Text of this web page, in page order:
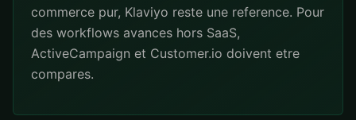
commerce pur, Klaviyo reste une reference. Pour
des workflows avances hors SaaS,
ActiveCampaign et Customer.io doivent etre
compares.